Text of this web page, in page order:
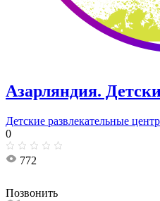
Азарляндия.
Детские развлекательные
0
772
Позвонить